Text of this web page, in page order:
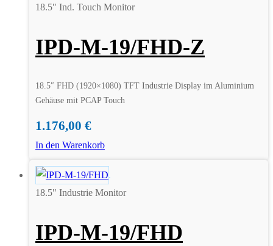
18.5" Ind. Touch Monitor
IPD-M-19/FHD-Z
18.5″ FHD (1920×1080) TFT Industrie Display im Aluminium
Gehäuse mit PCAP Touch
1.176,00 €
In den Warenkorb
18.5" Industrie Monitor
IPD-M-19/FHD